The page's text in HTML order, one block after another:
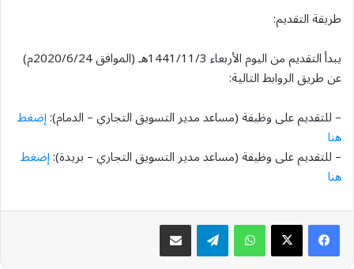
طريقة التقديم:
يبدأ التقديم من اليوم الأربعاء 1441/11/3هـ (الموافق 2020/6/24م)
عن طريق الروابط التالية:
– للتقديم على وظيفة (مساعد مدير التسويق التجاري – الدمام):إضغط
هنا
– للتقديم على وظيفة (مساعد مدير التسويق التجاري – بريدة):إضغط
هنا
واتسابتيلقرام مشاركة عبر البريد